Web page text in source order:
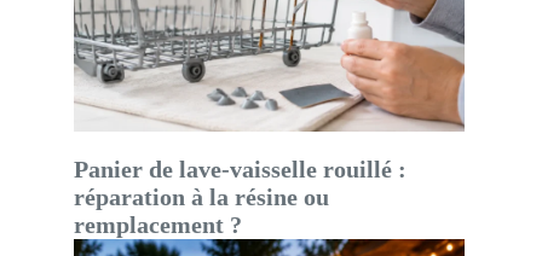
Panier de lave-vaisselle rouillé :
réparation à la résine ou
remplacement ?